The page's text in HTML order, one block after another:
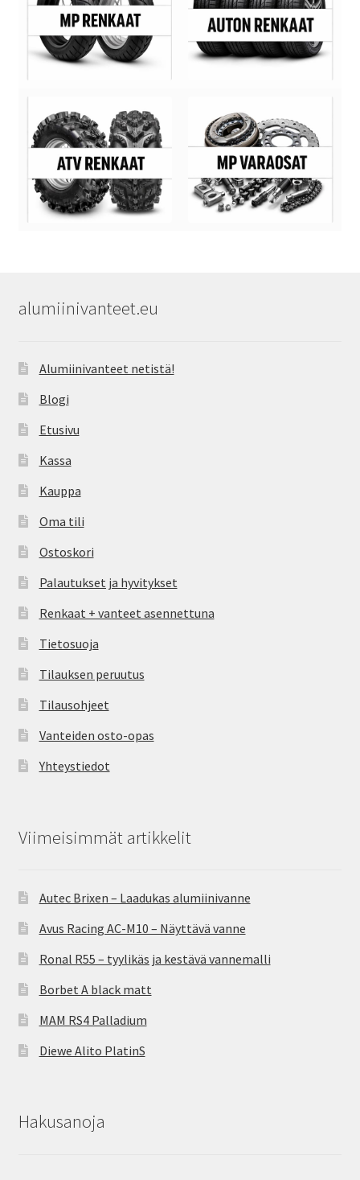
alumiinivanteet.eu
Alumiinivanteet netistä!
Blogi
Etusivu
Kassa
Kauppa
Oma tili
Ostoskori
Palautukset ja hyvitykset
Renkaat + vanteet asennettuna
Tietosuoja
Tilauksen peruutus
Tilausohjeet
Vanteiden osto-opas
Yhteystiedot
Viimeisimmät artikkelit
Autec Brixen – Laadukas alumiinivanne
Avus Racing AC-M10 – Näyttävä vanne
Ronal R55 – tyylikäs ja kestävä vannemalli
Borbet A black matt
MAM RS4 Palladium
Diewe Alito PlatinS
Hakusanoja